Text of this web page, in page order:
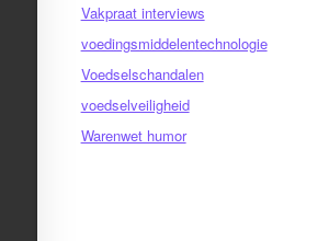
Vakpraat interviews
voedingsmiddelentechnologie
Voedselschandalen
voedselveiligheid
Warenwet humor